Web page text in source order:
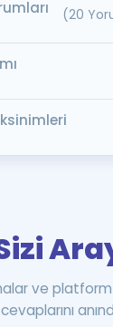
(20
ve platform
cevaplarını